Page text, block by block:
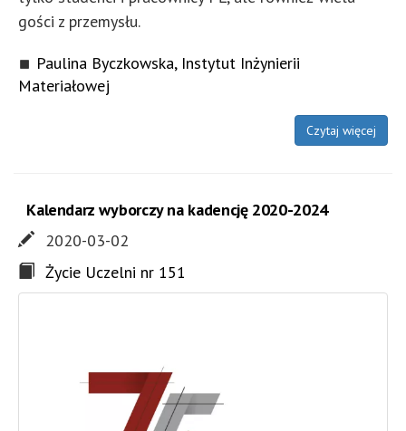
gości z przemysłu.
Paulina Byczkowska, Instytut Inżynierii
Materiałowej
Czytaj więcej
Kalendarz wyborczy na kadencję 2020-2024
2020-03-02
Życie Uczelni nr 151